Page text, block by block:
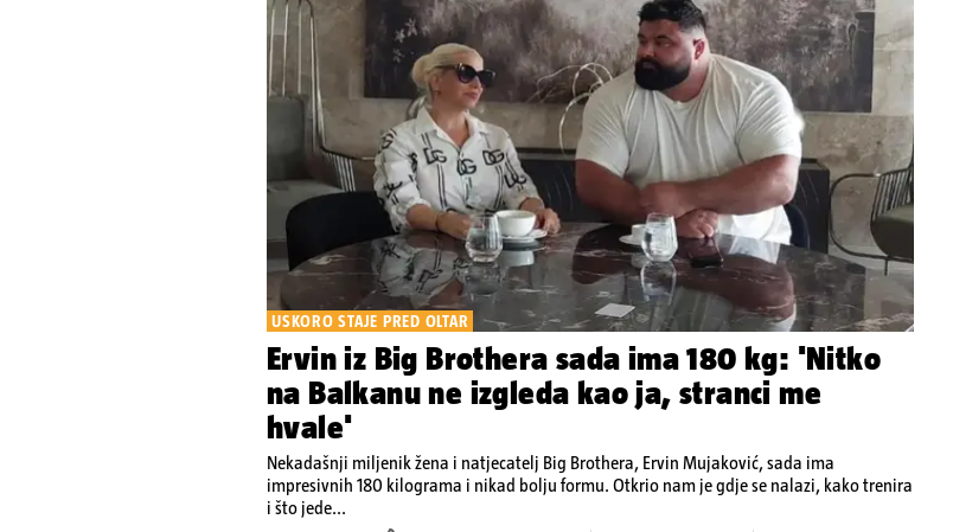
USKORO STAJE PRED OLTAR
Ervin iz Big Brothera sada ima 180 kg: 'Nitko
na Balkanu ne izgleda kao ja, stranci me
hvale'
Nekadašnji miljenik žena i natjecatelj Big Brothera, Ervin Mujaković, sada ima
impresivnih 180 kilograma i nikad bolju formu. Otkrio nam je gdje se nalazi, kako trenira
i što jede...